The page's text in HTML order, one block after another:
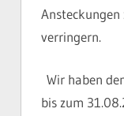
Ansteckungen
verringern.
Wir haben
bis zum